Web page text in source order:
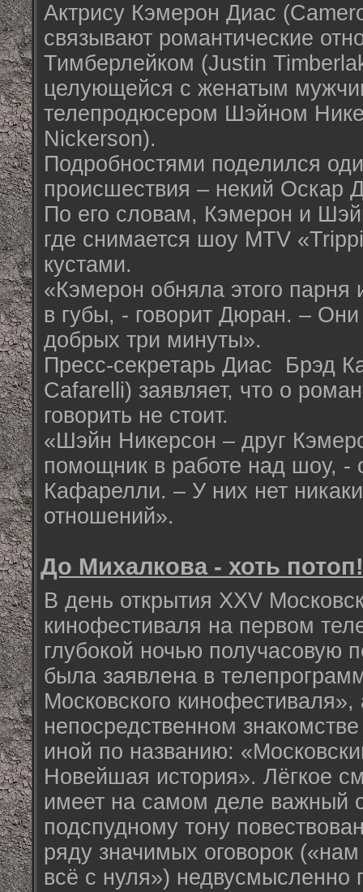
Актрису Кэмерон Диас
связывают романтические
Тимберлейком (Justin
целующейся с женатым
телепродюсером Шэйном
Nickerson).
Подробностями поделился
происшествия – некий Оскар
По его словам, Кэмерон и
где снимается шоу MTV
кустами.
«Кэмерон обняла этого парня
в губы, - говорит Дюран. –
добрых три минуты».
Пресс-секретарь Диас Брэд
Cafarelli) заявляет, что о
говорить не стоит.
«Шэйн Никерсон – друг
помощник в работе над шоу, -
Кафарелли. – У них нет
отношений».
До Михалкова - хоть потоп!
В день открытия XXV
кинофестиваля на первом
глубокой ночью получасовую
была заявлена в
Московского кинофестиваля»,
непосредственном
иной по названию:
Новейшая история». Лёгкое
имеет на самом деле важный
подспудному тону
ряду значимых оговорок
всё с нуля») недвусмысленно